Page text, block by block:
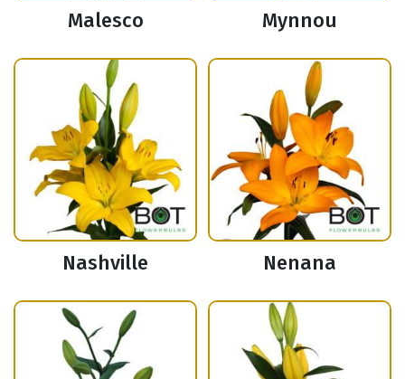
Malesco Mynnou
Nashville Nenana